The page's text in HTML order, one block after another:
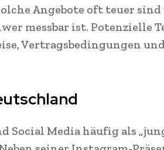
Angebote oft teuer
messbar ist. Potenzielle
Vertragsbedingungen
Social Media häufig als